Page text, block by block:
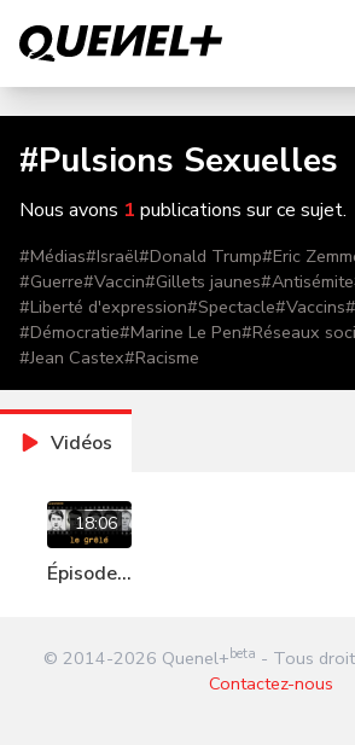
#Pulsions Sexuelles
Nous avons 1 publications sur ce sujet.
#Médias#Israël#Donald Trump#Eric
#Guerre#Vaccin#Gillets jaunes#Antisémite
#Liberté d'expression#Spectacle#Vaccins#
#Démocratie#Marine Le Pen#Réseaux
#Jean Castex#Racisme
Vidéos
18:06
Épisode
© 2014-2026 Quenel+ beta - Tous
Contactez-nous